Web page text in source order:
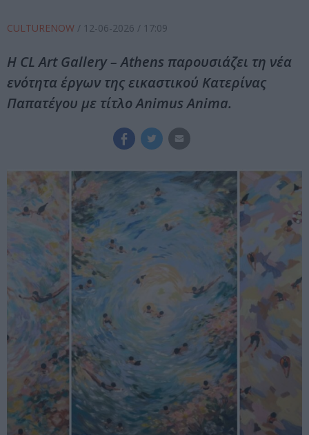
CULTURENOW / 12-06-2026 / 17:09
Η CL Art Gallery – Athens παρουσιάζει τη νέα
ενότητα έργων της εικαστικού Κατερίνας
Παπατέγου με τίτλο Animus Anima.